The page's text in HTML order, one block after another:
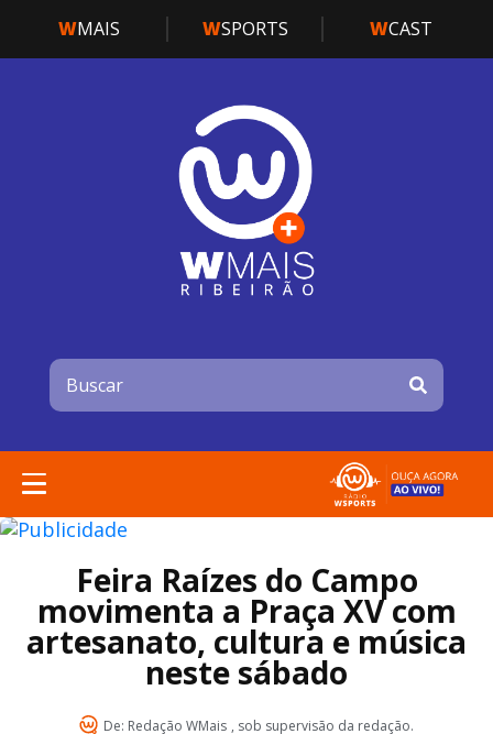
WMAIS WSPORTS WCAST
Feira Raízes do Campo
movimenta a Praça XV com
artesanato, cultura e música
neste sábado
De: Redação WMais , sob supervisão da redação.